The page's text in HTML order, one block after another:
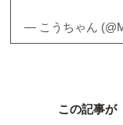
— こうちゃん
この記事が